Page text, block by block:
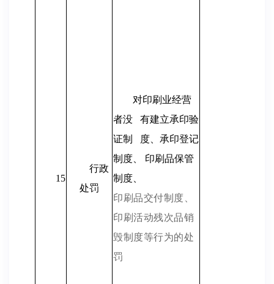
15
行政
处罚
对印刷业经营
者没
有建立承印验
证制
度、承印登记
制度、 印刷品保管
制度、
印刷品交付制度、
印刷活动残次品销
毁制度等行为的处
罚